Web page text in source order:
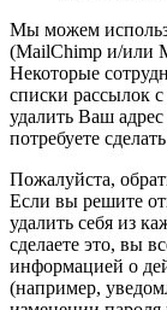
Мы можем
(MailChimp и/или
Некоторые
списки рассылок
удалить Ваш
потребуете
Пожалуйста,
Если вы решите
удалить себя из
сделаете это, вы
информацией о
(например,